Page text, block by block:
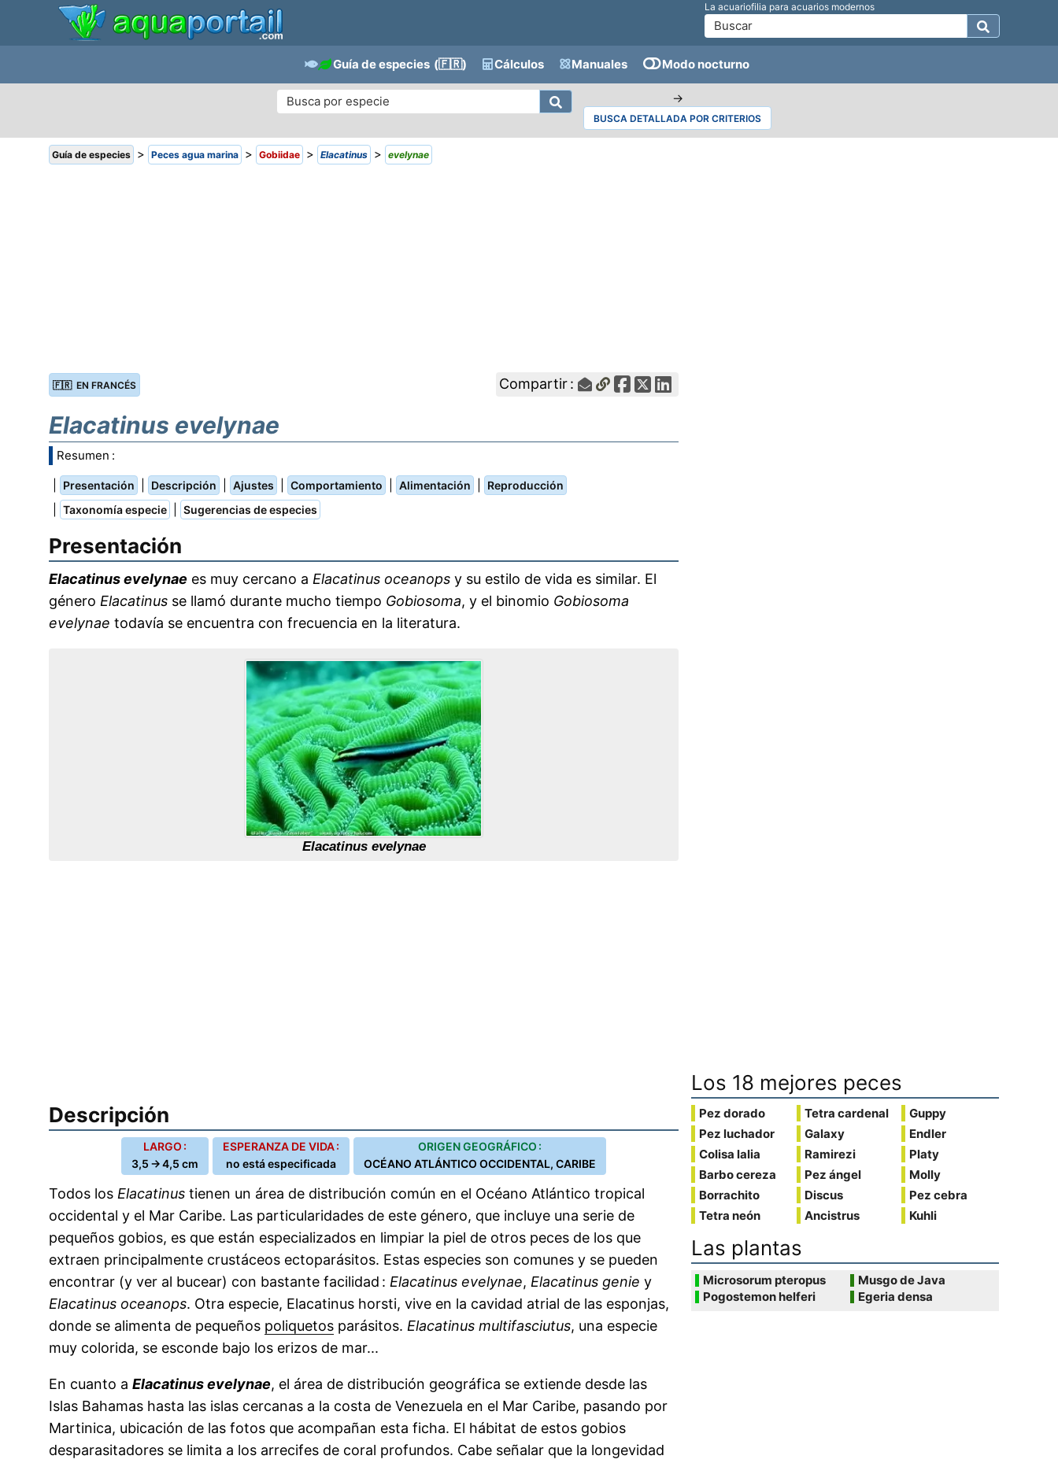
La acuariofilia para acuarios modernos
Guía de especies (🇫🇷) Cálculos Manuales Modo nocturno
→
BUSCA DETALLADA POR CRITERIOS
Guía de especies > Peces agua marina > Gobiidae > Elacatinus > evelynae
🇫🇷 EN FRANCÉS Compartir :
Elacatinus evelynae
Resumen :
Presentación Descripción Ajustes Comportamiento Alimentación Reproducción
Taxonomía especie Sugerencias de especies
Presentación
Elacatinus evelynae es muy cercano a Elacatinus oceanops y su estilo de vida es similar. El
género Elacatinus se llamó durante mucho tiempo Gobiosoma, y el binomio Gobiosoma
evelynae todavía se encuentra con frecuencia en la literatura.
Elacatinus evelynae
Descripción
LARGO :
3,5 → 4,5 cm
ESPERANZA DE VIDA :
no está especificada
ORIGEN GEOGRÁFICO :
OCÉANO ATLÁNTICO OCCIDENTAL, CARIBE
Todos los Elacatinus tienen un área de distribución común en el Océano Atlántico tropical
occidental y el Mar Caribe. Las particularidades de este género, que incluye una serie de
pequeños gobios, es que están especializados en limpiar la piel de otros peces de los que
extraen principalmente crustáceos ectoparásitos. Estas especies son comunes y se pueden
encontrar (y ver al bucear) con bastante facilidad : Elacatinus evelynae, Elacatinus genie y
Elacatinus oceanops. Otra especie, Elacatinus horsti, vive en la cavidad atrial de las esponjas,
donde se alimenta de pequeños poliquetos parásitos. Elacatinus multifasciutus, una especie
muy colorida, se esconde bajo los erizos de mar...
En cuanto a Elacatinus evelynae, el área de distribución geográfica se extiende desde las
Islas Bahamas hasta las islas cercanas a la costa de Venezuela en el Mar Caribe, pasando por
Martinica, ubicación de las fotos que acompañan esta ficha. El hábitat de estos gobios
desparasitadores se limita a los arrecifes de coral profundos. Cabe señalar que la longevidad
Los 18 mejores peces
Pez dorado
Pez luchador
Colisa lalia
Barbo cereza
Borrachito
Tetra neón
Tetra cardenal
Galaxy
Ramirezi
Pez ángel
Discus
Ancistrus
Guppy
Endler
Platy
Molly
Pez cebra
Kuhli
Las plantas
Microsorum pteropus
Pogostemon helferi
Musgo de Java
Egeria densa